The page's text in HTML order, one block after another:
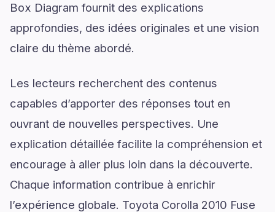
Box Diagram fournit des explications
approfondies, des idées originales et une vision
claire du thème abordé.
Les lecteurs recherchent des contenus
capables d’apporter des réponses tout en
ouvrant de nouvelles perspectives. Une
explication détaillée facilite la compréhension et
encourage à aller plus loin dans la découverte.
Chaque information contribue à enrichir
l’expérience globale. Toyota Corolla 2010 Fuse